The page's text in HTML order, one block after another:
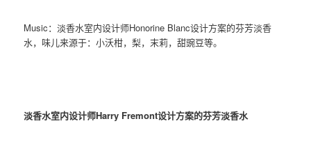
Music：淡香水室内设计师Honorine Blanc设计方案的芬芳淡香
水，味儿来源于：小沃柑，梨，末莉，甜豌豆等。
淡香水室内设计师Harry Fremont设计方案的芬芳淡香水